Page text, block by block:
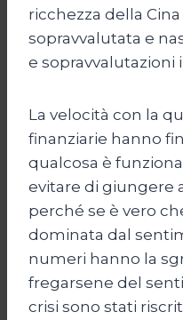
ricchezza della
sopravvalutata e
e sopravvalutazioni
La velocità con la
finanziarie hanno
qualcosa è
evitare di giungere
perché se è vero
dominata dal
numeri hanno la
fregarsene del
crisi sono stati